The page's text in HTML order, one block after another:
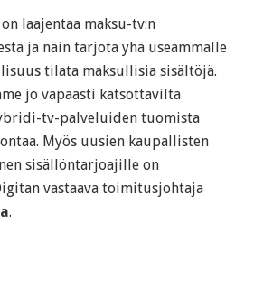
laajentaa maksu-tv:n
ja näin tarjota yhä useammalle
tilata maksullisia sisältöjä.
jo vapaasti katsottavilta
tv-palveluiden tuomista
Myös uusien kaupallisten
sisällöntarjoajille on
vastaava toimitusjohtaja
.